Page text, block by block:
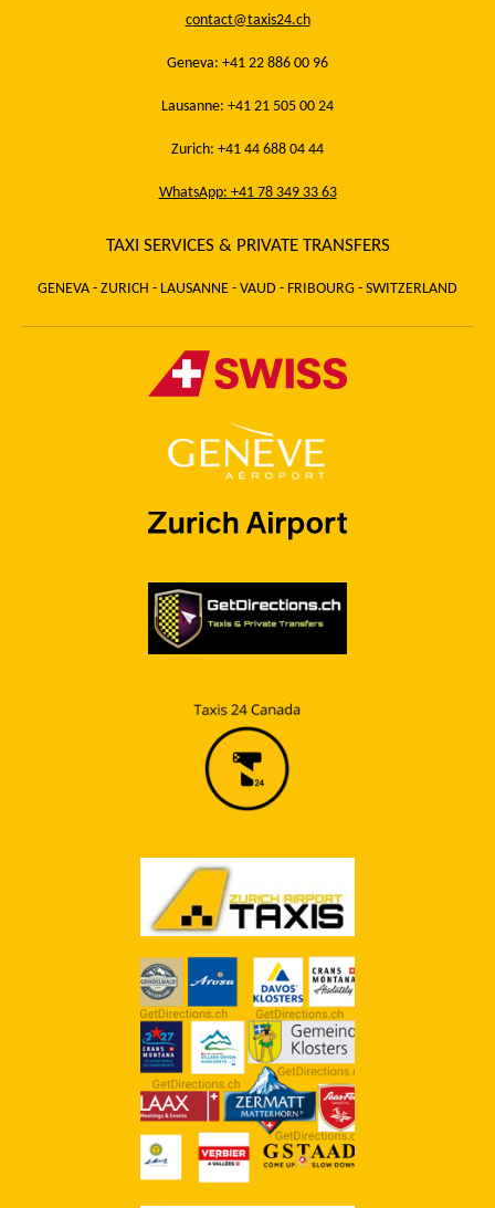
contact@taxis24.ch
Geneva: +41 22 886 00 96
Lausanne: +41 21 505 00 24
Zurich: +41 44 688 04 44
WhatsApp: +41 78 349 33 63
TAXI SERVICES & PRIVATE TRANSFERS
GENEVA - ZURICH - LAUSANNE - VAUD - FRIBOURG - SWITZERLAND